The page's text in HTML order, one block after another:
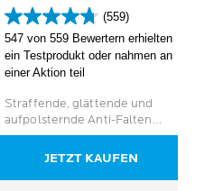
(559)
4.7
von
5
Sternen.
Bewertungen
547 von 559 Bewertern erhielten
ein Testprodukt oder nahmen an
einer Aktion teil
Straffende, glättende und
aufpolsternde Anti-Falten
Pflege mit UV-Schutz
JETZT KAUFEN